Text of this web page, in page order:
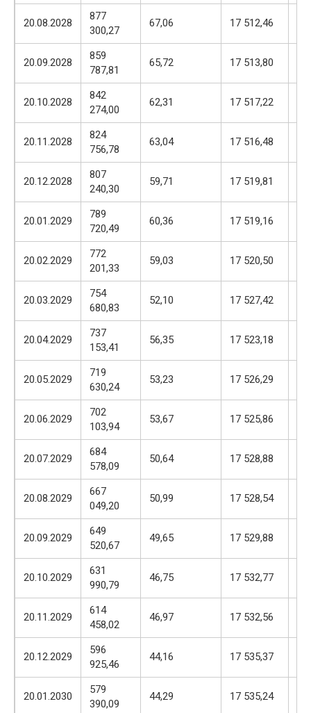
20.08.2028
877
300,27
67,06 17 512,46
20.09.2028
859
787,81
65,72 17 513,80
20.10.2028
842
274,00
62,31 17 517,22
20.11.2028
824
756,78
63,04 17 516,48
20.12.2028
807
240,30
59,71 17 519,81
20.01.2029
789
720,49
60,36 17 519,16
20.02.2029
772
201,33
59,03 17 520,50
20.03.2029
754
680,83
52,10 17 527,42
20.04.2029
737
153,41
56,35 17 523,18
20.05.2029
719
630,24
53,23 17 526,29
20.06.2029
702
103,94
53,67 17 525,86
20.07.2029
684
578,09
50,64 17 528,88
20.08.2029
667
049,20
50,99 17 528,54
20.09.2029
649
520,67
49,65 17 529,88
20.10.2029
631
990,79
46,75 17 532,77
20.11.2029
614
458,02
46,97 17 532,56
20.12.2029
596
925,46
44,16 17 535,37
20.01.2030
579
390,09
44,29 17 535,24